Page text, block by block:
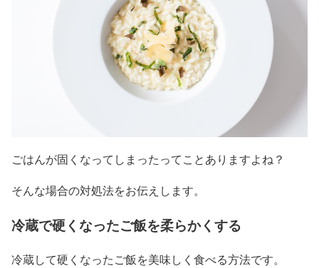
ごはんが固くなってしまったってことありますよね？
そんな場合の対処法をお伝えします。
冷蔵で硬くなったご飯を柔らかくする
冷蔵して硬くなったご飯を美味しく食べる方法です。